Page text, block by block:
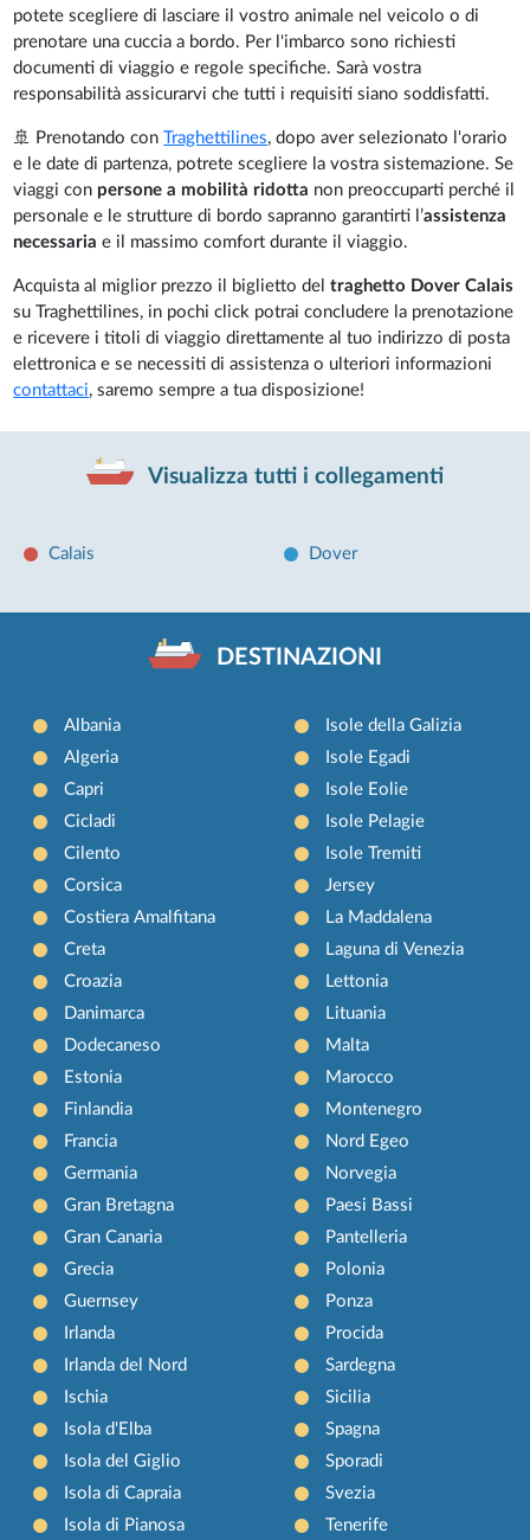
potete scegliere di lasciare il vostro animale nel veicolo o di
prenotare una cuccia a bordo. Per l'imbarco sono richiesti
documenti di viaggio e regole specifiche. Sarà vostra
responsabilità assicurarvi che tutti i requisiti siano soddisfatti.
🚢 Prenotando conTraghettilines, dopo aver selezionato l'orario
e le date di partenza, potrete scegliere la vostra sistemazione. Se
viaggi con persone a mobilità ridotta non preoccuparti perché il
personale e le strutture di bordo sapranno garantirti l’assistenza
necessaria e il massimo comfort durante il viaggio.
Acquista al miglior prezzo il biglietto deltraghetto Dover Calais
su Traghettilines, in pochi click potrai concludere la prenotazione
e ricevere i titoli di viaggio direttamente al tuo indirizzo di posta
elettronica e se necessiti di assistenza o ulteriori informazioni
contattaci, saremo sempre a tua disposizione!
Visualizza tutti i collegamenti
Calais Dover
DESTINAZIONI
Albania
Algeria
Capri
Cicladi
Cilento
Corsica
Costiera Amalfitana
Creta
Croazia
Danimarca
Dodecaneso
Estonia
Finlandia
Francia
Germania
Gran Bretagna
Gran Canaria
Grecia
Guernsey
Irlanda
Irlanda del Nord
Ischia
Isola d'Elba
Isola del Giglio
Isola di Capraia
Isola di Pianosa
Isole della Galizia
Isole Egadi
Isole Eolie
Isole Pelagie
Isole Tremiti
Jersey
La Maddalena
Laguna di Venezia
Lettonia
Lituania
Malta
Marocco
Montenegro
Nord Egeo
Norvegia
Paesi Bassi
Pantelleria
Polonia
Ponza
Procida
Sardegna
Sicilia
Spagna
Sporadi
Svezia
Tenerife